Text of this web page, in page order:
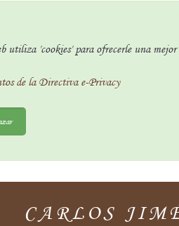
utiliza 'cookies' para ofrecerle una mejor
de la Directiva e-Privacy
CARLOS